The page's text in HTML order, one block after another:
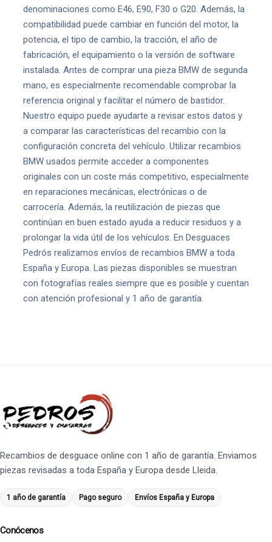
denominaciones como E46, E90, F30 o G20. Además, la
compatibilidad puede cambiar en función del motor, la
potencia, el tipo de cambio, la tracción, el año de
fabricación, el equipamiento o la versión de software
instalada. Antes de comprar una pieza BMW de segunda
mano, es especialmente recomendable comprobar la
referencia original y facilitar el número de bastidor.
Nuestro equipo puede ayudarte a revisar estos datos y
a comparar las características del recambio con la
configuración concreta del vehículo. Utilizar recambios
BMW usados permite acceder a componentes
originales con un coste más competitivo, especialmente
en reparaciones mecánicas, electrónicas o de
carrocería. Además, la reutilización de piezas que
continúan en buen estado ayuda a reducir residuos y a
prolongar la vida útil de los vehículos. En Desguaces
Pedrós realizamos envíos de recambios BMW a toda
España y Europa. Las piezas disponibles se muestran
con fotografías reales siempre que es posible y cuentan
con atención profesional y 1 año de garantía.
Recambios de desguace online con 1 año de garantía. Enviamos
piezas revisadas a toda España y Europa desde Lleida.
1 año de garantía Pago seguro Envíos España y Europa
Conócenos